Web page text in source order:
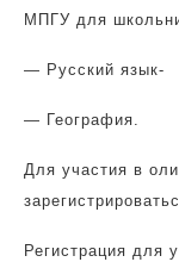
МПГУ для
— Русский язык-
— География.
Для участия в
Регистрация для